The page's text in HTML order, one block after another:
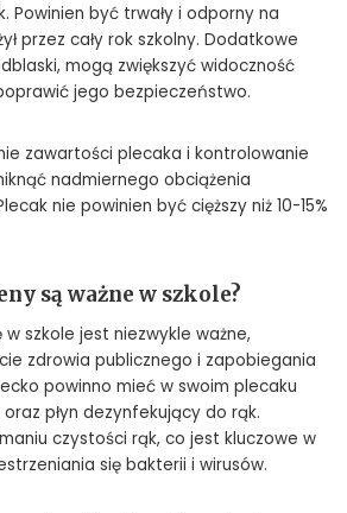
Powinien być trwały i odporny na
przez cały rok szkolny. Dodatkowe
mogą zwiększyć widoczność
jego bezpieczeństwo.
zawartości plecaka i kontrolowanie
nadmiernego obciążenia
nie powinien być cięższy niż 10-15%
są ważne w szkole?
w szkole jest niezwykle ważne,
zdrowia publicznego i zapobiegania
powinno mieć w swoim plecaku
płyn dezynfekujący do rąk.
czystości rąk, co jest kluczowe w
się bakterii i wirusów.